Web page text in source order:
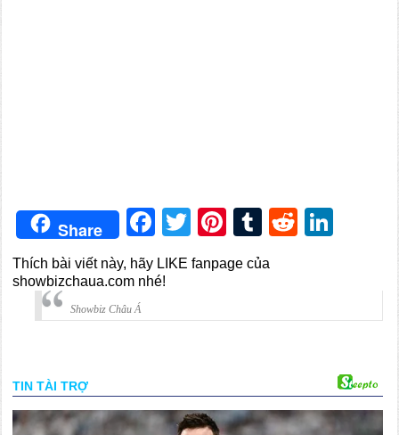
Share Facebook
TwitterPinterest
TumblrReddit
Thích bài viết này, hãy LIKE fanpage của
showbizchaua.com nhé!
Showbiz Châu Á